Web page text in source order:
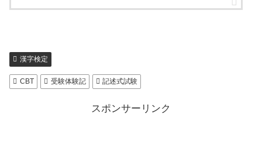
漢字検定
CBT 受験体験記 記述式試験
スポンサーリンク